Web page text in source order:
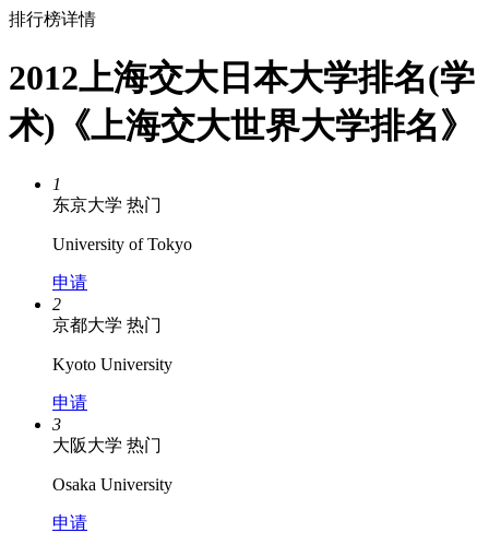
排行榜详情
2012上海交大日本大学排名(学
术)《上海交大世界大学排名》
1
东京大学 热门
University of Tokyo
申请
2
京都大学 热门
Kyoto University
申请
3
大阪大学 热门
Osaka University
申请